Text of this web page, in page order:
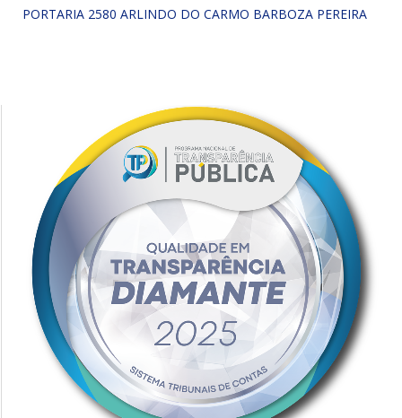
PORTARIA 2580 ARLINDO DO CARMO BARBOZA PEREIRA